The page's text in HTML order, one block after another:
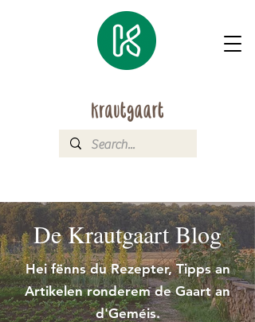
De Krautgaart Blog
Hei fënns du Rezepter, Tipps an
Artikelen ronderem de Gaart an
d'Geméis.